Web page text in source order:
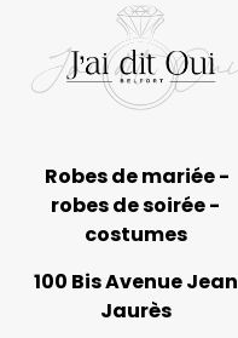
Robes de mariée -
robes de soirée -
costumes
100 Bis Avenue Jean
Jaurès